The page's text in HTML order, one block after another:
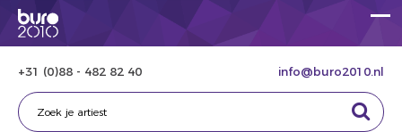
+31 (0)88 - 482 82 40 info@buro2010.nl